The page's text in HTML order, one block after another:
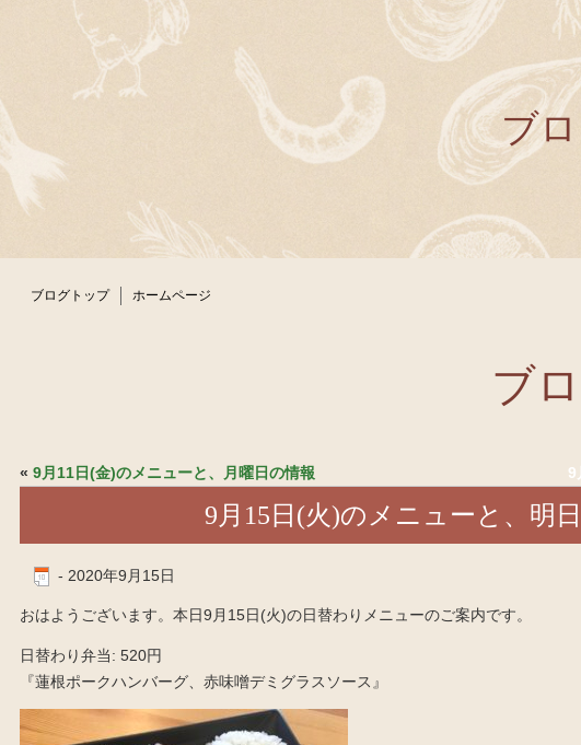
ブ
ブログトップ ホームページ
ブ
« 9月11日(金)のメニューと、月曜日の情報 9
9月15日(火)のメニューと、明
- 2020年9月15日
おはようございます。本日9月15日(火)の日替わりメニューのご案内です。
日替わり弁当: 520円
『蓮根ポークハンバーグ、赤味噌デミグラスソース』